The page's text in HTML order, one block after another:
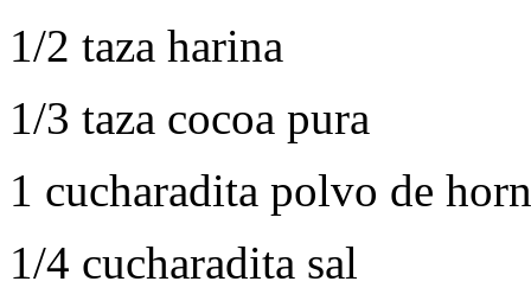
1/2 taza harina
1/3 taza cocoa pura
1 cucharadita polvo de
1/4 cucharadita sal